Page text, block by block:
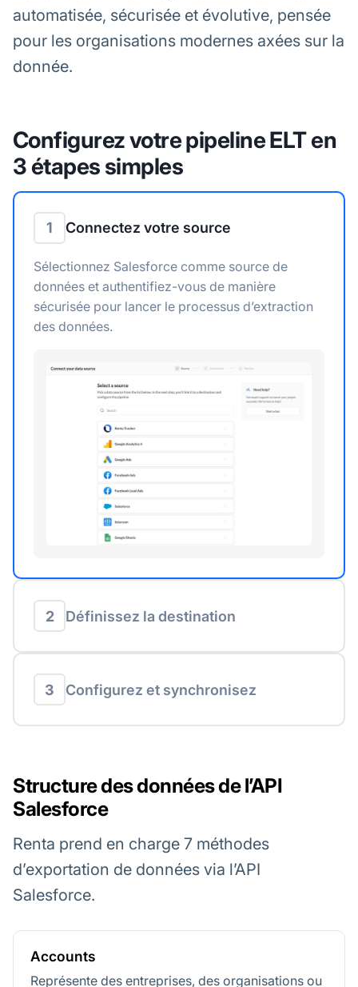
automatisée, sécurisée et évolutive, pensée
pour les organisations modernes axées sur la
donnée.
Configurez votre pipeline ELT en
3 étapes simples
1 Connectez votre source
Sélectionnez Salesforce comme source de
données et authentifiez-vous de manière
sécurisée pour lancer le processus d’extraction
des données.
2 Définissez la destination
3 Configurez et synchronisez
Structure des données de l’API
Salesforce
Renta prend en charge 7 méthodes
d’exportation de données via l’API
Salesforce.
Accounts
Représente des entreprises, des organisations ou